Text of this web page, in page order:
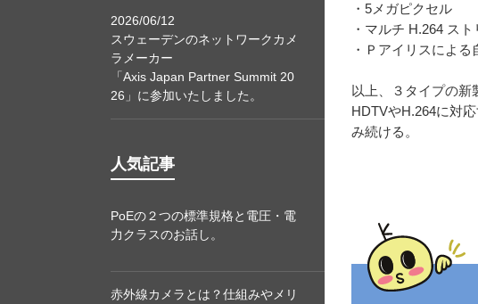
・5メガピクセル
・マルチ H.264 スト
・Ｐアイリスによる
以上、３タイプの新
HDTVやH.264に対
み続ける。
2026/06/12
スウェーデンのネットワークカメ
ラメーカー
「Axis Japan Partner Summit 20
26」に参加いたしました。
人気記事
PoEの２つの標準規格と電圧・電
力クラスのお話し。
赤外線カメラとは？仕組みやメリ